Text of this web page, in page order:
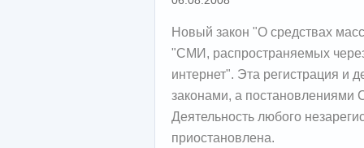
Новый закон "О средствах
"СМИ, распространяемых
интернет". Эта регистрация и
законами, а постановлениями
Деятельность любого
приостановлена.